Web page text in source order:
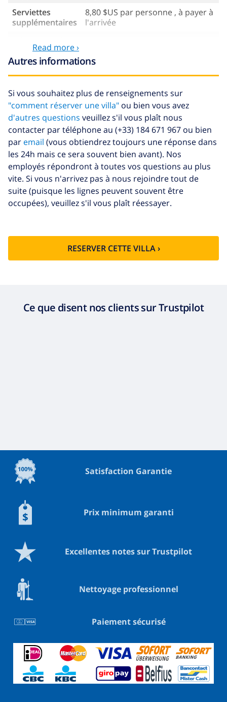
Serviettes
supplémentaires
8,80 $US par personne , à payer à
l'arrivée
Nettoyage
basée sur consommation
Fonds
d'annulation:
4.80% du montant total
Read more ›
Autres informations
Si vous souhaitez plus de renseignements sur
"comment réserver une villa" ou bien vous avez
d'autres questions veuillez s'il vous plaît nous
contacter par téléphone au (+33) 184 671 967 ou bien
par email (vous obtiendrez toujours une réponse dans
les 24h mais ce sera souvent bien avant). Nos
employés répondront à toutes vos questions au plus
vite. Si vous n'arrivez pas à nous rejoindre tout de
suite (puisque les lignes peuvent souvent être
occupées), veuillez s'il vous plaît réessayer.
RESERVER CETTE VILLA ›
Ce que disent nos clients sur Trustpilot
Satisfaction Garantie
Prix minimum garanti
Excellentes notes sur Trustpilot
Nettoyage professionnel
Paiement sécurisé